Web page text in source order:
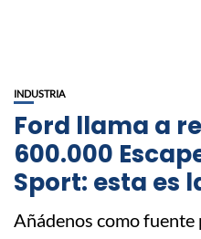
INDUSTRIA
Ford llama a
600.000
Sport: esta es
Añádenos como